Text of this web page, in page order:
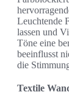
Leuchtende
lassen und
Töne eine
beeinflusst
die
Textile